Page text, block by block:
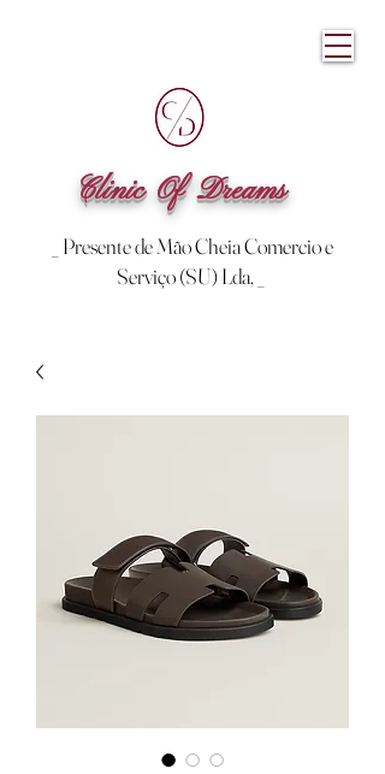
Clinic Of Dreams
_ Presente de Mão Cheia Comercio e
Serviço (SU) Lda, _